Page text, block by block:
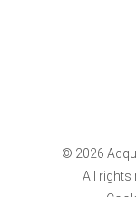
© 2026
All rights